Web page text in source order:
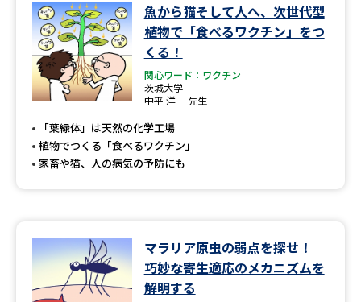
テレメール
お支払いサイト
個人情報取扱規定
特定商取引表記
訂正のご案内
魚から猫そして人へ、次世代型
植物で「食べるワクチン」をつ
くる！
関心ワード：ワクチン
茨城大学
中平 洋一 先生
「葉緑体」は天然の化学工場
植物でつくる「食べるワクチン」
家畜や猫、人の病気の予防にも
マラリア原虫の弱点を探せ！
巧妙な寄生適応のメカニズムを
解明する